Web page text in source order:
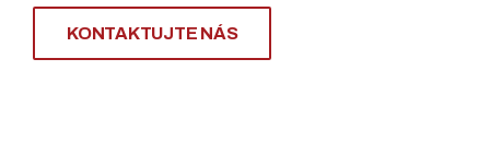
KONTAKTUJTE NÁS